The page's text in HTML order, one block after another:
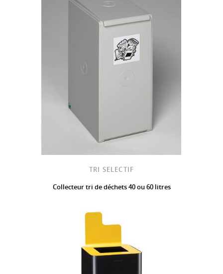
TRI SELECTIF
Collecteur tri de déchets 40 ou 60 litres